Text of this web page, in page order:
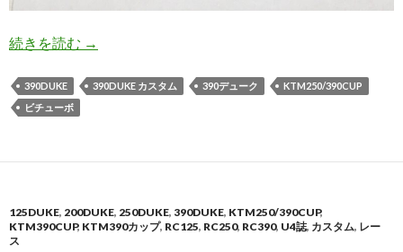
続きを読む ☆ビチューボリヤショック取付編☆
→
390DUKE 390DUKE カスタム 390デューク
KTM250/390CUP
ビチューボ
125DUKE, 200DUKE, 250DUKE, 390DUKE, KTM250/390CUP,
KTM390CUP, KTM390カップ, RC125, RC250, RC390, U4誌, カスタム, レー
ス